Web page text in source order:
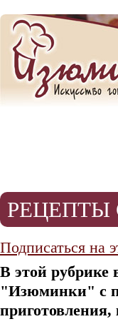
РЕЦЕПТЫ
Подписаться на
В этой рубрике
"Изюминки" с